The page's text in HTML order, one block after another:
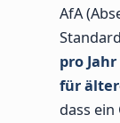
AfA
pro
für
dass ein